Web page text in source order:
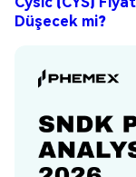
Düşecek mi?